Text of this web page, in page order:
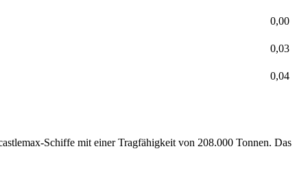
0,00
0,03
0,04
Schiffe mit einer Tragfähigkeit von 208.000 Tonnen. Das